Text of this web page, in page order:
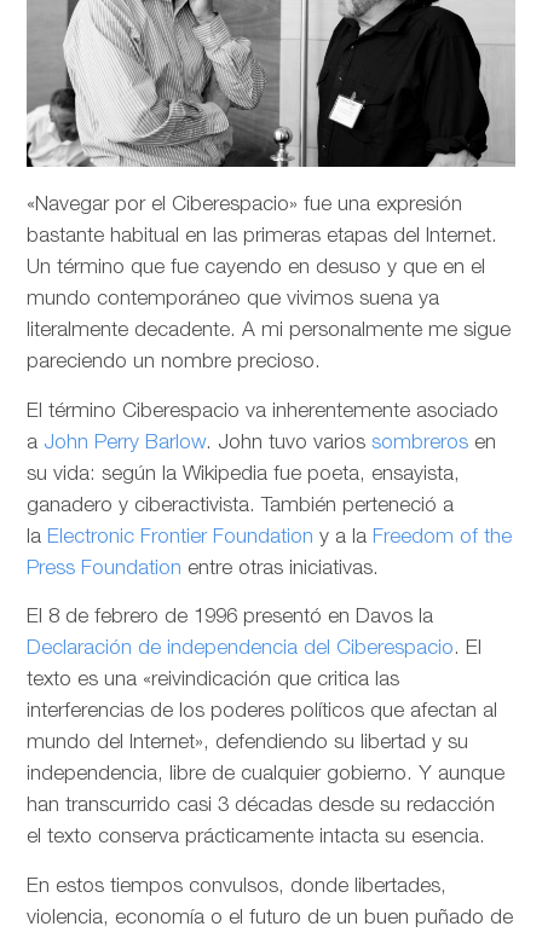
«Navegar por el Ciberespacio» fue una expresión
bastante habitual en las primeras etapas del Internet.
Un término que fue cayendo en desuso y que en el
mundo contemporáneo que vivimos suena ya
literalmente decadente. A mi personalmente me sigue
pareciendo un nombre precioso.
El término Ciberespacio va inherentemente asociado
a John Perry Barlow. John tuvo variossombreros en
su vida: según la Wikipedia fue poeta, ensayista,
ganadero y ciberactivista. También perteneció a
la Electronic Frontier Foundation y a la Freedom of the
Press Foundation entre otras iniciativas.
El 8 de febrero de 1996 presentó en Davos la
Declaración de independencia del Ciberespacio. El
texto es una «reivindicación que critica las
interferencias de los poderes políticos que afectan al
mundo del Internet», defendiendo su libertad y su
independencia, libre de cualquier gobierno. Y aunque
han transcurrido casi 3 décadas desde su redacción
el texto conserva prácticamente intacta su esencia.
En estos tiempos convulsos, donde libertades,
violencia, economía o el futuro de un buen puñado de